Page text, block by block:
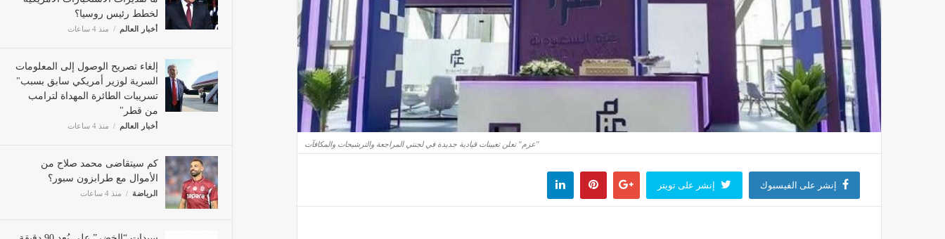
لخطط رئيس روسيا؟
أخبار العالم منذ 4 ساعات
السرية لوزير أمريكي سابق بسبب"
تسريبات الطائرة المهداة لترامب
من قطر"
أخبار العالم
الأموال مع طرابزون سبور؟
الرياضة منذ 4 ساعات
"عزم" تعلن تعيينات قيادية جديدة في لجنتي المراجعة والترشيحات والمكافآت
إنشر على الفيسبوك إنشر على تويتر